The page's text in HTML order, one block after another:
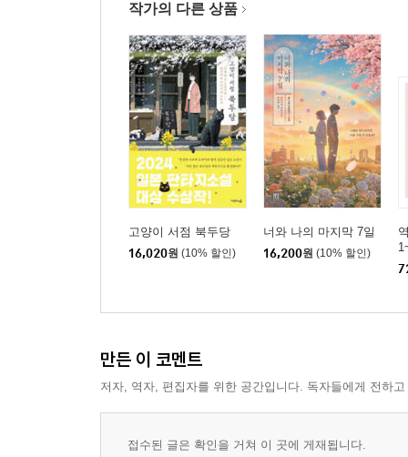
작가의 다른 상품
고양이 서점 북두당
16,020원 (10% 할인)
너와 나의 마지막 7일
16,200원 (10% 할인)
만든 이 코멘트
저자, 역자, 편집자를 위한 공간입니다. 독자들에게 전하
접수된 글은 확인을 거쳐 이 곳에 게재됩니다.